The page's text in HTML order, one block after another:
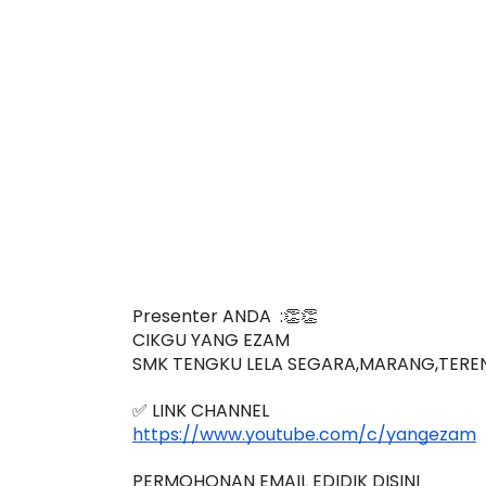
Presenter ANDA  :👏👏
CIKGU YANG EZAM
SMK TENGKU LELA
✅ LINK CHANNEL
https://www.youtube.com/c/yangezam
PERMOHONAN EMAIL EDIDIK DISINI